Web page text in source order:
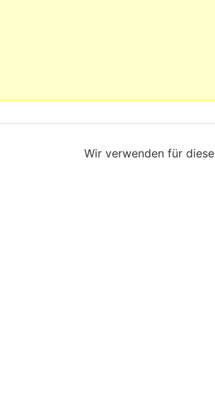
Wir verwenden für